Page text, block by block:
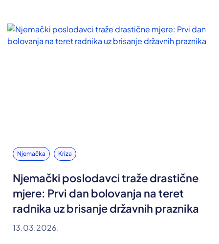
Njemačka Kriza
Njemački poslodavci traže drastične
mjere: Prvi dan bolovanja na teret
radnika uz brisanje državnih praznika
13.03.2026.